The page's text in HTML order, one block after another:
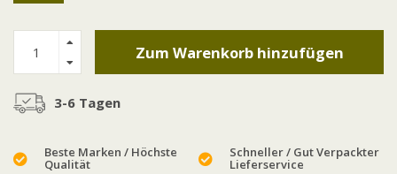
Zum Warenkorb hinzufügen
3-6 Tagen
Beste Marken / Höchste
Qualität
Schneller / Gut Verpackter
Lieferservice